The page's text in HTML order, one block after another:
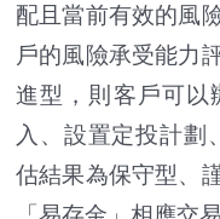
配且當前有效的風
戶的風險承受能力
進型，則客戶可以
入、設置定投計劃
估結果為保守型、